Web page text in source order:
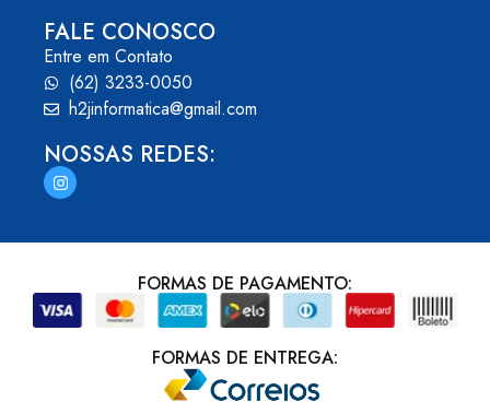
FALE CONOSCO
Entre em Contato
(62) 3233-0050
h2jinformatica@gmail.com
NOSSAS REDES:
FORMAS DE PAGAMENTO:
FORMAS DE ENTREGA: